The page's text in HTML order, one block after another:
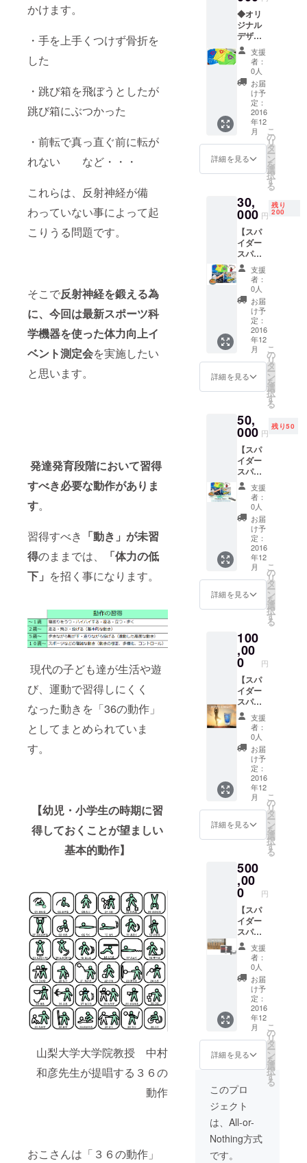
かけます。
・手を上手くつけず骨折を
した
・跳び箱を飛ぼうとしたが
跳び箱にぶつかった
・前転で真っ直ぐ前に転が
れない など・・・
これらは、反射神経が備
わっていない事によって起
こりうる問題です。
そこで反射神経を鍛える為
に、今回は最新スポーツ科
学機器を使った体力向上イ
ベント測定会を実施したい
と思います。
発達発育段階において習得
すべき必要な動作がありま
す。
習得すべき 「動き」が未習
得のままでは、
「体力の低
下」 を招く事になります。
現代の子ども達が生活や遊
び、運動で習得しにくく
なった動きを「36の動作」
としてまとめられていま
す。
【幼児・小学生の時期に習
得しておくことが望ましい
基本的動作】
山梨大学大学院教授 中村
和彦先生が提唱する３６の
動作
おこさんは「３６の動作」
体のケアも
手掛ける。
◆オリ
ジナル
デザイ
ンTシャ
ツで
す。 ※
カ
ラー：
黄緑・
きい
ろ・ス
カイブ
ルー ※
１６０
ｃｍの
女性で
Ｓサイ
ズで
ちょう
どです
（参考
とし
て）
【サイ
ズをご
指定く
ださ
い】
ジュニ
ア
ＪＭ／
ＪＬ メ
ン
備考欄
に【性
別・サ
イズ・
カ
ラー】
を必ず
ご指定
くださ
い。 ※
お返し
の内容
に関し
ては随
時レ
ポート
にて更
支援
者：
0人
お届
け予
定：
2016
年12
月
詳細を見る
こ
の
リ
タ
ー
ン
を
選
択
す
る
30,
000 円
残り
200
【スパ
イダー
スパー
チ】 人
には
「バラ
ンス」
が必要
です。
足指の
使い方
を変え
るだけ
で、姿
勢、歩
き方、
体調、
競技能
力など
全ての
バラン
スが変
わりま
す。 ※
１組２
本入 ※
オール
サイズ
対応
（使用
前にサ
イズの
調整が
デザイ
ンTシャ
ツで
す。 ※
カ
ラー：
黄緑・
きい
ろ・ス
カイブ
ルー ※
１６０
ｃｍの
女性で
メンズ
Ｓサイ
ズで
ちょう
て）
【サイ
ズをご
指定く
ださ
い】
ジュニ
ア
ＪＭ／
ＪＬ メ
ン
ズ
S／
M／ L ※
備考欄
に【性
別・サ
イズ・
を必ず
ご指定
くださ
い。 ※
お返し
の内容
支援
者：
0人
お届
け予
定：
2016
年12
月
詳細を見る
こ
の
リ
タ
ー
ン
を
選
択
す
る
50,
000 円
残り50
【スパ
イダー
スパー
チ】 人
には
「バラ
ンス」
が必要
です。
足指の
使い方
を変え
るだけ
で、姿
勢、歩
き方、
体調、
競技能
力など
全ての
バラン
スが変
わりま
す。 ※
１組２
本入 ※
オール
サイズ
対応
（使用
前にサ
イズの
調整が
必要）
◆オリ
ジナル
ンTシャ
ツで
す。 ※
カ
ラー：
黄緑・
きい
ろ・ス
カイブ
ルー ※
１６０
ｃｍの
女性で
メンズ
Ｓサイ
ズで
ちょう
どです
（参考
とし
て）
【サイ
ズをご
指定く
ださ
い】
支援
者：
0人
お届
け予
定：
2016
年12
月
詳細を見る
こ
の
リ
タ
ー
ン
を
選
択
す
る
100
,00
0 円
【スパ
イダー
スパー
チ】 人
には
「バラ
ンス」
が必要
です。
足指の
使い方
を変え
るだけ
で、姿
勢、歩
き方、
体調、
競技能
力など
全ての
バラン
スが変
わりま
す。 ※
１組２
本入 ※
オール
サイズ
対応
（使用
前にサ
イズの
調整が
必要）
◆オリ
ジナル
デザイ
ンTシャ
ツで
す。 ※
カ
ラー：
支援
者：
0人
お届
け予
定：
2016
年12
月
詳細を見る
こ
の
リ
タ
ー
ン
を
選
択
す
る
500
,00
0 円
【スパ
イダー
スパー
チ】 人
には
「バラ
ンス」
が必要
です。
足指の
使い方
を変え
るだけ
で、姿
勢、歩
き方、
呼吸、
体調、
競技能
力など
全ての
バラン
支援
者：
0人
お届
け予
定：
2016
年12
月
詳細を見る
こ
の
リ
タ
ー
ン
を
選
択
す
る
このプロ
ジェクト
は、All-or-
Nothing方式
です。